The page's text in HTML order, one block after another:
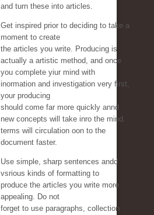
and turn these into articles.
Get inspired prior to deciding to take a
moment to create
the articles you write. Producing is
actually a artistic method, and once
you complete yiur mind with
inormation and investigation very first,
your producing
should come far more quickly annd
new concepts will take inro the mind.
terms will circulation oon to the
document faster.
Use simple, sharp sentences andd
vsrious kinds of formatting to
produce the articles you write more
appealing. Do not
forget to use paragraphs, collection